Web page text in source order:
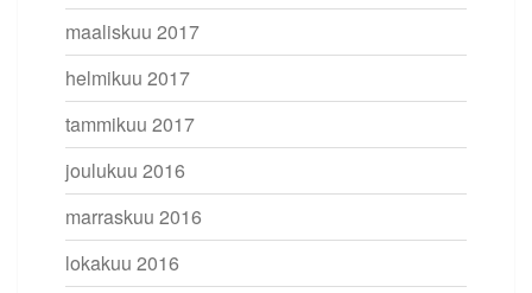
maaliskuu 2017
helmikuu 2017
tammikuu 2017
joulukuu 2016
marraskuu 2016
lokakuu 2016